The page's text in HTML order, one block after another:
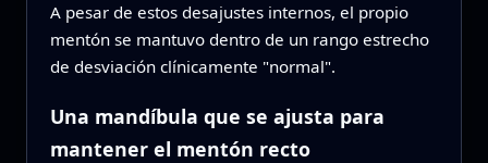
A pesar de estos desajustes internos, el propio
mentón se mantuvo dentro de un rango estrecho
de desviación clínicamente "normal".
Una mandíbula que se ajusta para
mantener el mentón recto